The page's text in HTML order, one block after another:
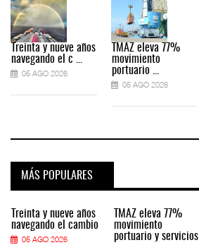
Treinta y nueve años
navegando el c ...
05 AGO 2026
TMAZ eleva 77%
movimiento
portuario ...
05 AGO 2026
MÁS POPULARES
Treinta y nueve años
navegando el cambio
05 AGO 2026
TMAZ eleva 77%
movimiento
portuario y servicios